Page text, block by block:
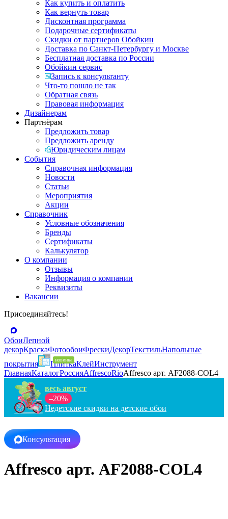
Как купить и оплатить
Как вернуть товар
Дисконтная программа
Подарочные сертификаты
Скидки от партнеров Обойкин
Доставка по Санкт-Петербургу и Москве
Бесплатная доставка по России
Обойкин сервис
Запись к консультанту
Что-то пошло не так
Обратная связь
Правовая информация
Дизайнерам
Партнёрам
Предложить товар
Предложить аренду
Юридическим лицам
События
Справочная информация
Новости
Статьи
Мероприятия
Акции
Справочник
Условные обозначения
Бренды
Сертификаты
Калькулятор
О компании
Отзывы
Информация о компании
Реквизиты
Вакансии
Присоединяйтесь!
ОбоиЛепной
декорКраскаФотообоиФрескиДекорТекстильНапольные
покрытия
ПлиткаКлейИнструмент
ГлавнаяКаталогРоссияAffrescoRioAffresco арт. AF2088-COL4
весь август
–20%
Недетские скидки на детские обои
Консультация
Affresco арт. AF2088-COL4